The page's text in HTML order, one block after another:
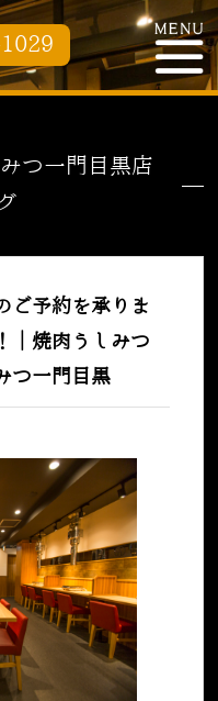
つ一門目黒店
ご予約を承りま
｜焼肉うしみつ
つ一門目黒